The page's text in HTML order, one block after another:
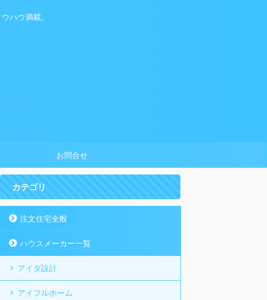
ハウ満載。
お問合せ
カテゴリ
注文住宅全般
ハウスメーカー一覧
アイダ設計
アイフルホーム